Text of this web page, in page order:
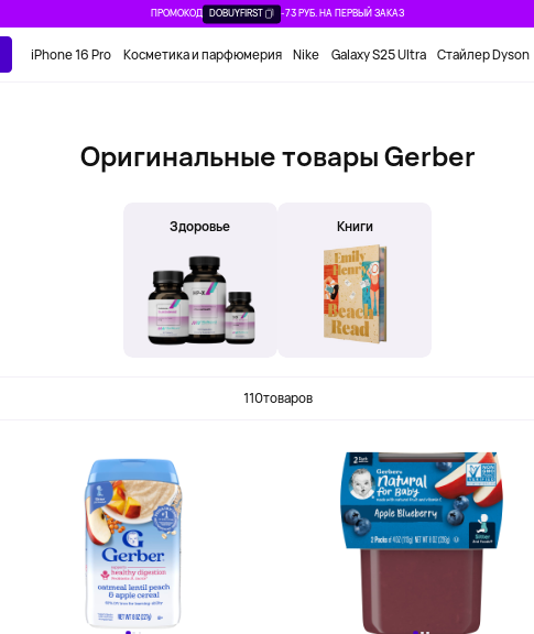
ПРОМОКОД DOBUYFIRST -73 РУБ. НА ПЕРВЫЙ ЗАКАЗ
iPhone 16 Pro Косметика и парфюмерия Nike Galaxy S25 Ultra Стайлер Dyson
Оригинальные товары Gerber
Здоровье Книги
110товаров